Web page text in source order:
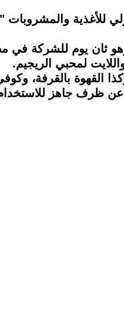
يوم للشركة في
لمحبي الريجيم.
القهوة بالقرفة،
عن ظرف جاهز